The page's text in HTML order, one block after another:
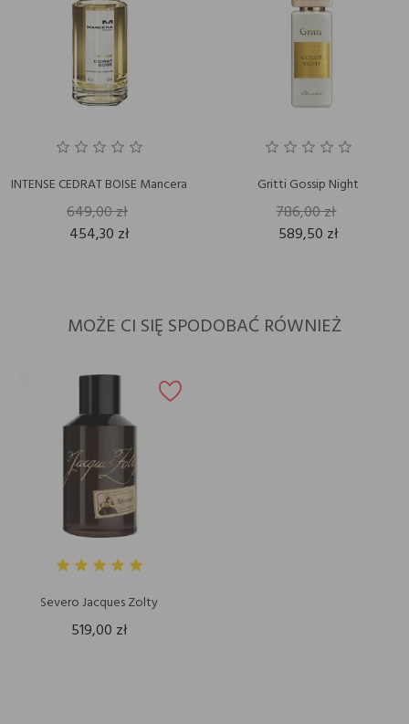
INTENSE CEDRAT BOISE Mancera
649,00 zł
454,30 zł
Gritti Gossip Night
786,00 zł
589,50 zł
MOŻE CI SIĘ SPODOBAĆ RÓWNIEŻ
Severo Jacques Zolty
519,00 zł